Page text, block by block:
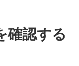
確認する